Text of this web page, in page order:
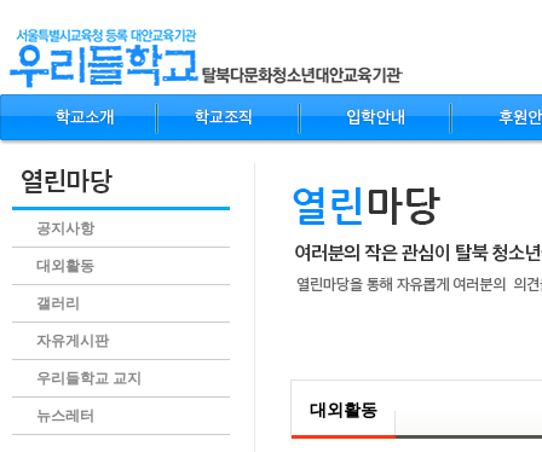
공지사항
대외활동
갤러리
자유게시판
우리들학교 교지
뉴스레터 대외활동